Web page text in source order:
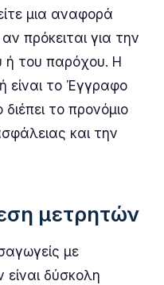
μια αναφορά
πρόκειται για την
ή του παρόχου. Η
είναι το Έγγραφο
το προνόμιο
και την
μετρητών
με
δύσκολη